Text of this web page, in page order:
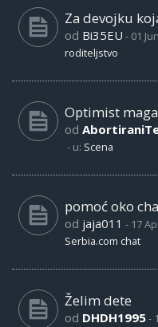
Za devojku
od Bi35EU - 01
roditeljstvo
Optimist
od
- u: Scena
pomoć oko
od jaja011 - 17
Serbia.com chat
Želim dete
od DHDH1995-